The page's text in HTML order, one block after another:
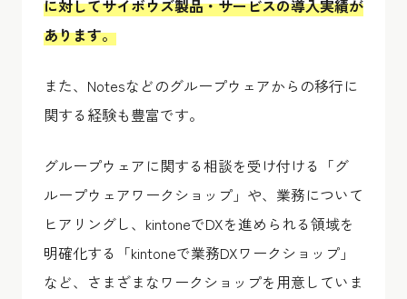
に対してサイボウズ製品・サービスの導入実績が
あります。
また、Notesなどのグループウェアからの移行に
関する経験も豊富です。
グループウェアに関する相談を受け付ける「グ
ループウェアワークショップ」や、業務について
ヒアリングし、kintoneでDXを進められる領域を
明確化する「kintoneで業務DXワークショップ」
など、さまざまなワークショップを用意していま